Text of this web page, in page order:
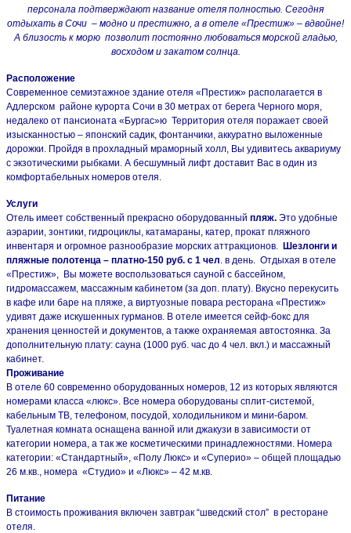
персонала подтверждают название отеля полностью. Сегодня
отдыхать в Сочи – модно и престижно, а в отеле «Престиж» – вдвойне!
А близость к морю позволит постоянно любоваться морской гладью,
восходом и закатом солнца.
Расположение
Современное семиэтажное здание отеля «Престиж» располагается в
Адлерском районе курорта Сочи в 30 метрах от берега Черного моря,
недалеко от пансионата «Бургас»ю Территория отеля поражает своей
изысканностью – японский садик, фонтанчики, аккуратно выложенные
дорожки. Пройдя в прохладный мраморный холл, Вы удивитесь аквариуму
с экзотическими рыбками. А бесшумный лифт доставит Вас в один из
комфортабельных номеров отеля.
Услуги
Отель имеет собственный прекрасно оборудованный пляж. Это удобные
аэрарии, зонтики, гидроциклы, катамараны, катер, прокат пляжного
инвентаря и огромное разнообразие морских аттракционов.
Шезлонги и
пляжные полотенца – платно-150 руб. с 1 чел . в день. Отдыхая в отеле
«Престиж», Вы можете воспользоваться сауной с бассейном,
гидромассажем, массажным кабинетом (за доп. плату). Вкусно перекусить
в кафе или баре на пляже, а виртуозные повара ресторана «Престиж»
удивят даже искушенных гурманов. В отеле имеется сейф-бокс для
хранения ценностей и документов, а также охраняемая автостоянка. За
дополнительную плату: сауна (1000 руб. час до 4 чел. вкл.) и массажный
кабинет.
Проживание
В отеле 60 современно оборудованных номеров, 12 из которых являются
номерами класса «люкс». Все номера оборудованы сплит-системой,
кабельным ТВ, телефоном, посудой, холодильником и мини-баром.
Туалетная комната оснащена ванной или джакузи в зависимости от
категории номера, а так же косметическими принадлежностями. Номера
категории: «Стандартный», «Полу Люкс» и «Суперио» – общей площадью
26 м.кв., номера «Студио» и «Люкс» – 42 м.кв.
Питание
В стоимость проживания включен завтрак “шведский стол” в ресторане
отеля.